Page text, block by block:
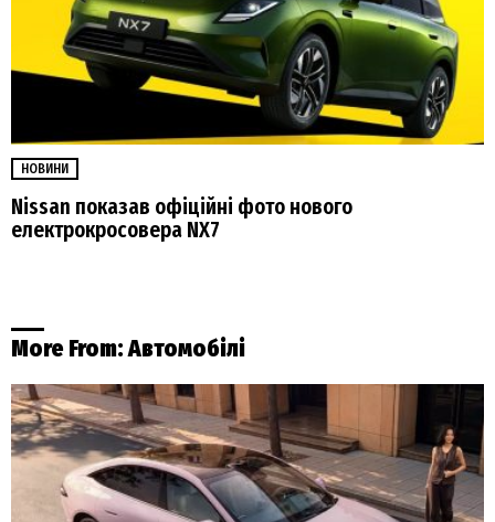
НОВИНИ
Nissan показав офіційні фото нового
електрокросовера NX7
More From:Автомобілі